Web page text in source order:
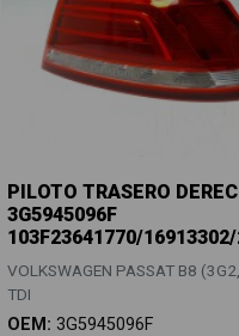
PILOTO TRASERO
3G5945096F
103F23641770/
VOLKSWAGEN PASSAT B8
TDI
OEM: 3G5945096F